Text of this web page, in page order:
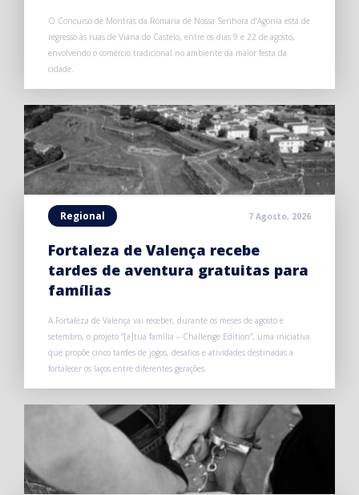
O Concurso de Montras da Romaria de Nossa Senhora d’Agonia está de
regresso às ruas de Viana do Castelo, entre os dias 9 e 22 de agosto,
envolvendo o comércio tradicional no ambiente da maior festa da
cidade.
Regional 7 Agosto, 2026
Fortaleza de Valença recebe
tardes de aventura gratuitas para
famílias
A Fortaleza de Valença vai receber, durante os meses de agosto e
setembro, o projeto “[a]tua família – Challenge Edition”, uma iniciativa
que propõe cinco tardes de jogos, desafios e atividades destinadas a
fortalecer os laços entre diferentes gerações.